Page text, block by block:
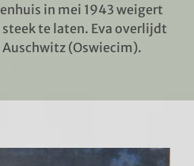
in mei 1943 weigert
te laten. Eva overlijdt
(Oswiecim).